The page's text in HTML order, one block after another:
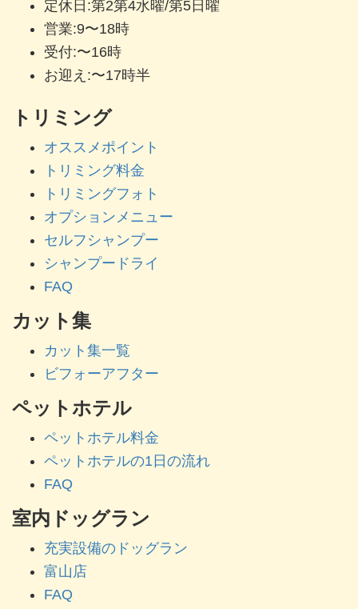
定休日:第2第4水曜/第5日曜
営業:9〜18時
受付:〜16時
お迎え:〜17時半
トリミング
オススメポイント
トリミング料金
トリミングフォト
オプションメニュー
セルフシャンプー
シャンプードライ
FAQ
カット集
カット集一覧
ビフォーアフター
ペットホテル
ペットホテル料金
ペットホテルの1日の流れ
FAQ
室内ドッグラン
充実設備のドッグラン
富山店
FAQ